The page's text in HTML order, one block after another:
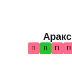
Аракс
П В П П